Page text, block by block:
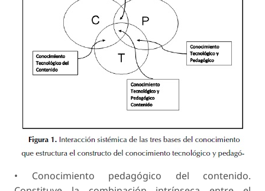
• Conocimiento pedagógico del contenido.